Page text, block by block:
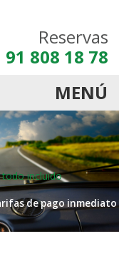
Reservas
91 808 18 78
MENÚ
incluido
de pago inmediato